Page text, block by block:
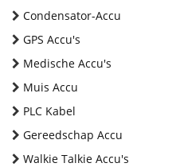
Condensator-Accu
GPS Accu's
Medische Accu's
Muis Accu
PLC Kabel
Gereedschap Accu
Walkie Talkie Accu's